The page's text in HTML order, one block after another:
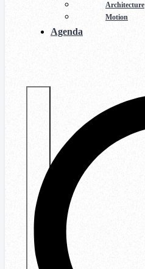
Architecture
Motion
Agenda